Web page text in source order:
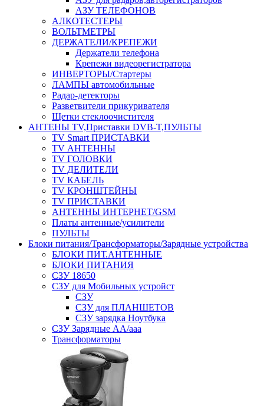
АЗУ ТЕЛЕФОНОВ
АЛКОТЕСТЕРЫ
ВОЛЬТМЕТРЫ
ДЕРЖАТЕЛИ/КРЕПЕЖИ
Держатели телефона
Крепежи видеорегистратора
ИНВЕРТОРЫ/Стартеры
ЛАМПЫ автомобильные
Радар-детекторы
Разветвители прикуривателя
Щетки стеклоочистителя
АНТЕНЫ ТV,Приставки DVB-T,ПУЛЬТЫ
TV Smart ПРИСТАВКИ
TV АНТЕННЫ
TV ГОЛОВКИ
TV ДЕЛИТЕЛИ
TV КАБЕЛЬ
TV КРОНШТЕЙНЫ
TV ПРИСТАВКИ
АНТЕННЫ ИНТЕРНЕТ/GSM
Платы антенные/усилители
ПУЛЬТЫ
Блоки питания/Трансформаторы/Зарядные устройства
БЛОКИ ПИТ.АНТЕННЫЕ
БЛОКИ ПИТАНИЯ
СЗУ 18650
СЗУ для Мобильных устройст
СЗУ
СЗУ для ПЛАНШЕТОВ
СЗУ зарядка Ноутбука
СЗУ Зарядные АА/ааа
Трансформаторы